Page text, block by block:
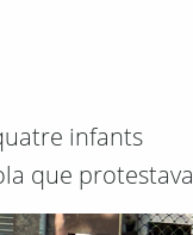
infants
que protestava